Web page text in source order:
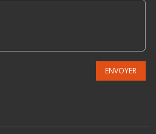
ENVOYER